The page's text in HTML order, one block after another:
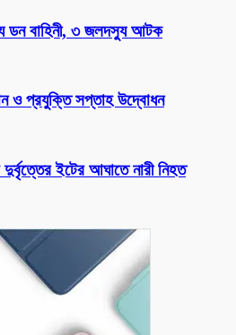
ডন বাহিনী, ৩ জলদস্যু আটক
ও প্রযুক্তি সপ্তাহ উদ্বোধন
দুর্বৃত্তের ইটের আঘাতে নারী নিহত